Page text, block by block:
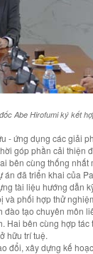
Abe Hirofumi ký kết
- ứng dụng các giải
góp phần cải thiện
bên cùng thống nhất
đã triển khai của
tài liệu hướng dẫn
và phối hợp thử
đào tạo chuyên môn
Hai bên cùng hợp tác
hữu trí tuệ.
đổi, xây dựng kế